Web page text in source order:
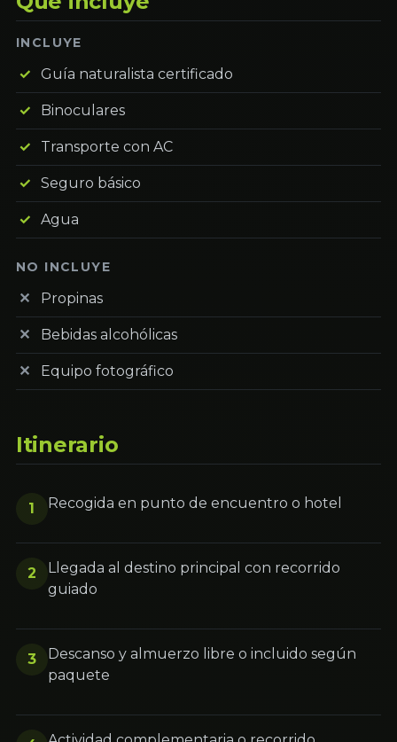
INCLUYE
Guía naturalista certificado
Binoculares
Transporte con AC
Seguro básico
Agua
NO INCLUYE
Propinas
Bebidas alcohólicas
Equipo fotográfico
Itinerario
1 Recogida en punto de encuentro o hotel
2
Llegada al destino principal con recorrido
guiado
3
Descanso y almuerzo libre o incluido según
paquete